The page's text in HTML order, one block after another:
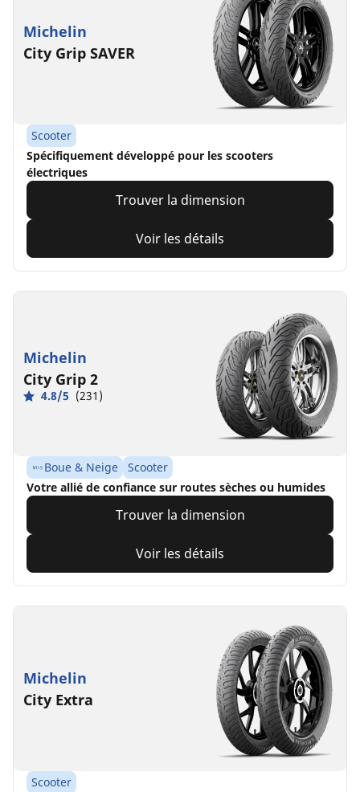
Michelin
City Grip SAVER
Scooter
Spécifiquement développé pour les scooters
électriques
Trouver la dimension
Voir les détails
Michelin
City Grip 2
4.8/5 (231)
Boue & Neige
Scooter
Votre allié de confiance sur routes sèches ou humides
Trouver la dimension
Voir les détails
Michelin
City Extra
Scooter